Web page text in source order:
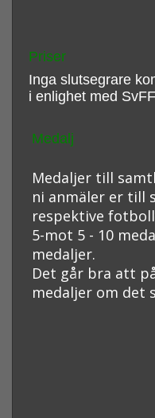
Priser
Inga slutsegrare
i enlighet med
Medalj
Medaljer till
ni anmäler er till
respektive
5-mot 5 - 10
medaljer.
Det går bra att
medaljer om det